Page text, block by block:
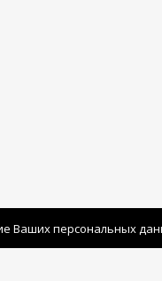
Ваших персональных